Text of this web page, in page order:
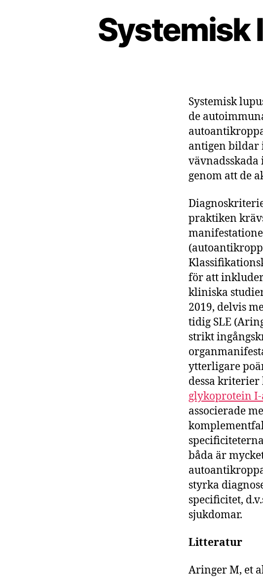
Systemisk
Systemisk
de
antigen bildar
genom att de
praktiken
för att
kliniska
2019, delvis
tidig SLE
strikt
ytterligare
dessa
glykoprotein
associerade
specificiteterna
båda är
styrka
specificitet,
sjukdomar.
Litteratur
Aringer M, et